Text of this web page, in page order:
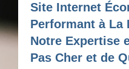
Site Internet
Performant à La
Notre Expertise
Pas Cher et de